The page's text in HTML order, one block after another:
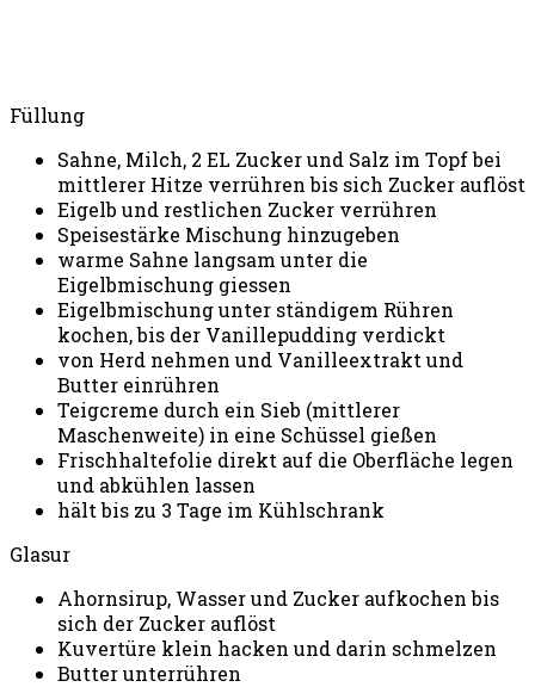
Füllung
Sahne, Milch, 2 EL Zucker und Salz im Topf bei
mittlerer Hitze verrühren bis sich Zucker auflöst
Eigelb und restlichen Zucker verrühren
Speisestärke Mischung hinzugeben
warme Sahne langsam unter die
Eigelbmischung giessen
Eigelbmischung unter ständigem Rühren
kochen, bis der Vanillepudding verdickt
von Herd nehmen und Vanilleextrakt und
Butter einrühren
Teigcreme durch ein Sieb (mittlerer
Maschenweite) in eine Schüssel gießen
Frischhaltefolie direkt auf die Oberfläche legen
und abkühlen lassen
hält bis zu 3 Tage im Kühlschrank
Glasur
Ahornsirup, Wasser und Zucker aufkochen bis
sich der Zucker auflöst
Kuvertüre klein hacken und darin schmelzen
Butter unterrühren